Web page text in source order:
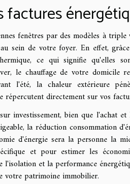
factures
fenêtres par des modèles à
sein de votre foyer. En effet,
ce qui signifie qu'elles
le chauffage de votre domicile
l'été, la chaleur extérieure
répercutent directement sur vos
investissement, bien que l'achat
la réduction consommation
d'énergie sera la personne la
et pour estimer les
et la performance
votre patrimoine immobilier.